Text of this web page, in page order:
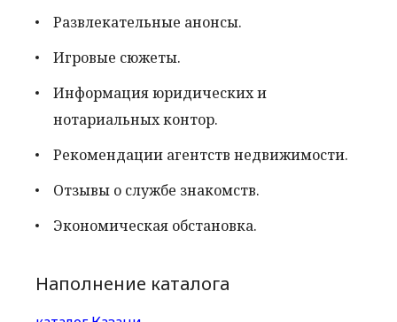
Развлекательные анонсы.
Игровые сюжеты.
Информация юридических и
нотариальных контор.
Рекомендации агентств недвижимости.
Отзывы о службе знакомств.
Экономическая обстановка.
Наполнение каталога